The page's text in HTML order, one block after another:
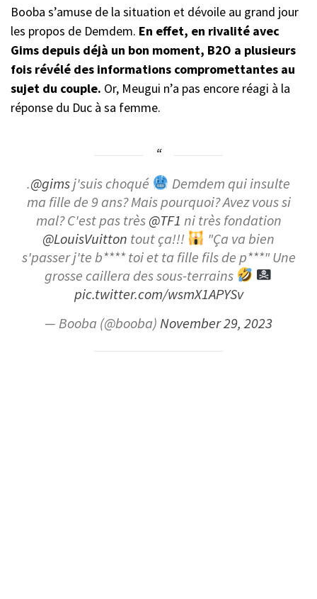
Booba s’amuse de la situation et dévoile au grand jour
les propos de Demdem. En effet, en rivalité avec
Gims depuis déjà un bon moment, B2O a plusieurs
fois révélé des informations compromettantes au
sujet du couple. Or, Meugui n’a pas encore réagi à la
réponse du Duc à sa femme.
.@gimsj'suis choqué
Demdem qui insulte
ma fille de 9 ans? Mais pourquoi? Avez vous si
mal? C'est pas très@TF1 ni très fondation
@LouisVuitton tout ça!!!
"Ça va bien
s'passer j'te b**** toi et ta fille fils de p***" Une
grosse caillera des sous-terrains
pic.twitter.com/wsmX1APYSv
— Booba (@booba)November 29, 2023